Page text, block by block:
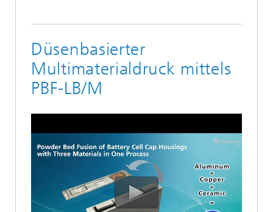
Düsenbasierter
Multimaterialdruck mittels
PBF-LB/M